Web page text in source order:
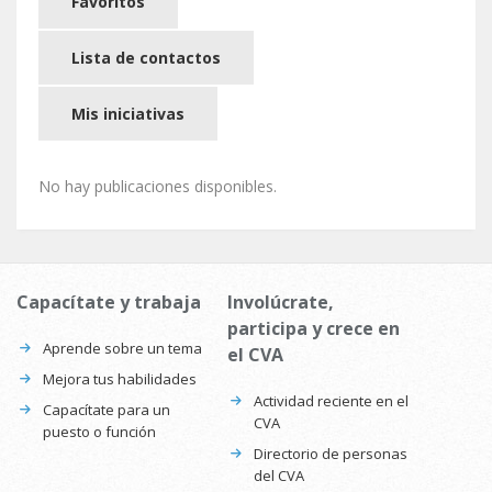
Lista de contactos
Mis iniciativas
No hay publicaciones disponibles.
Capacítate y trabaja
Aprende sobre un tema
Mejora tus habilidades
Capacítate para un
puesto o función
Involúcrate,
participa y crece en
el CVA
Actividad reciente en el
CVA
Directorio de personas
del CVA